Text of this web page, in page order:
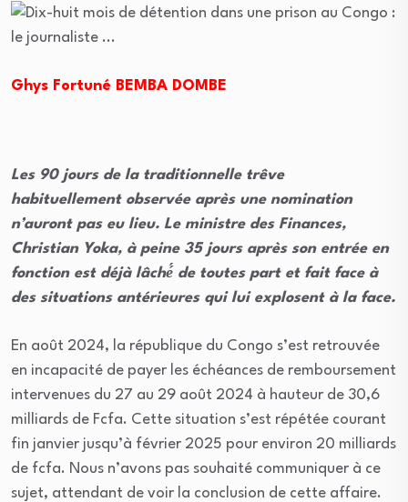
Ghys Fortuné BEMBA DOMBE
Les 90 jours de la traditionnelle trêve
habituellement observée après une nomination
n’auront pas eu lieu. Le ministre des Finances,
Christian Yoka, à peine 35 jours après son entrée en
fonction est déjà lâché́ de toutes part et fait face à
des situations antérieures qui lui explosent à la face.
En août 2024, la république du Congo s’est retrouvée
en incapacité de payer les échéances de remboursement
intervenues du 27 au 29 août 2024 à hauteur de 30,6
milliards de Fcfa. Cette situation s’est répétée courant
fin janvier jusqu’à février 2025 pour environ 20 milliards
de fcfa. Nous n’avons pas souhaité communiquer à ce
sujet, attendant de voir la conclusion de cette affaire.